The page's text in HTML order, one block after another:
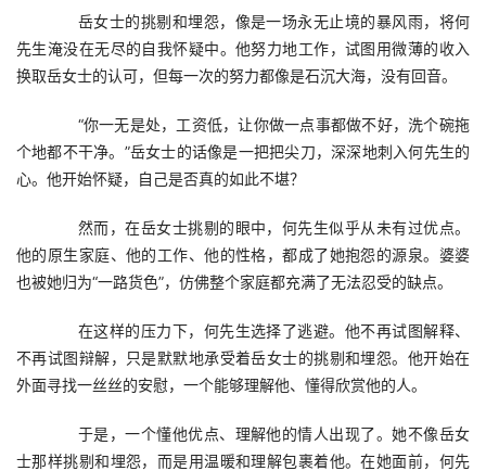
岳女士的挑剔和埋怨，像是一场永无止境的暴风雨，将何
先生淹没在无尽的自我怀疑中。他努力地工作，试图用微薄的收入
换取岳女士的认可，但每一次的努力都像是石沉大海，没有回音。
“你一无是处，工资低，让你做一点事都做不好，洗个碗拖
个地都不干净。”岳女士的话像是一把把尖刀，深深地刺入何先生的
心。他开始怀疑，自己是否真的如此不堪？
然而，在岳女士挑剔的眼中，何先生似乎从未有过优点。
他的原生家庭、他的工作、他的性格，都成了她抱怨的源泉。婆婆
也被她归为“一路货色”，仿佛整个家庭都充满了无法忍受的缺点。
在这样的压力下，何先生选择了逃避。他不再试图解释、
不再试图辩解，只是默默地承受着岳女士的挑剔和埋怨。他开始在
外面寻找一丝丝的安慰，一个能够理解他、懂得欣赏他的人。
于是，一个懂他优点、理解他的情人出现了。她不像岳女
士那样挑剔和埋怨，而是用温暖和理解包裹着他。在她面前，何先